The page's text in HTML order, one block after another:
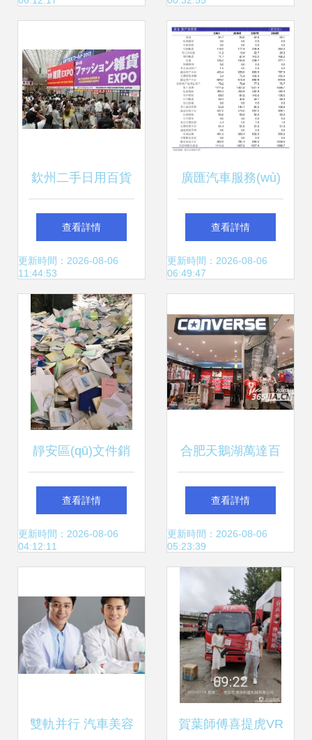
環(huán)經(jīng)濟
新價值
清潔與擦車好幫手
欽州二手日用百貨
零售市場 繁榮背后
的機遇與挑戰
(zhàn)
查看詳情
更新時間：2026-08-06
11:44:53
廣匯汽車服務(wù)
集團股份公司關
(guān)于2024年2
資提供擔(dān)保的
公告
查看詳情
更新時間：2026-08-06
06:49:47
靜安區(qū)文件銷
毀與舊物回收 優
(yōu)化倉儲空間，
配置
查看詳情
更新時間：2026-08-06
04:12:11
合肥天鵝湖萬達百
貨運動折扣與二手
百貨銷售匯總
查看詳情
更新時間：2026-08-06
05:23:39
雙軌并行 汽車美容 賀葉師傅喜提虎VR